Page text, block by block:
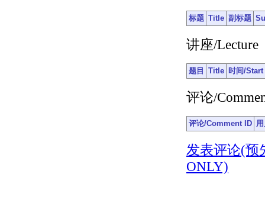
标题 Title 副标题
讲座/Lecture
题目 Title 时间/
评论/
评论/Comment ID
发表评论(预
ONLY)